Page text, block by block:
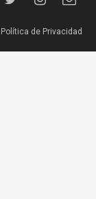
Política de Privacidad